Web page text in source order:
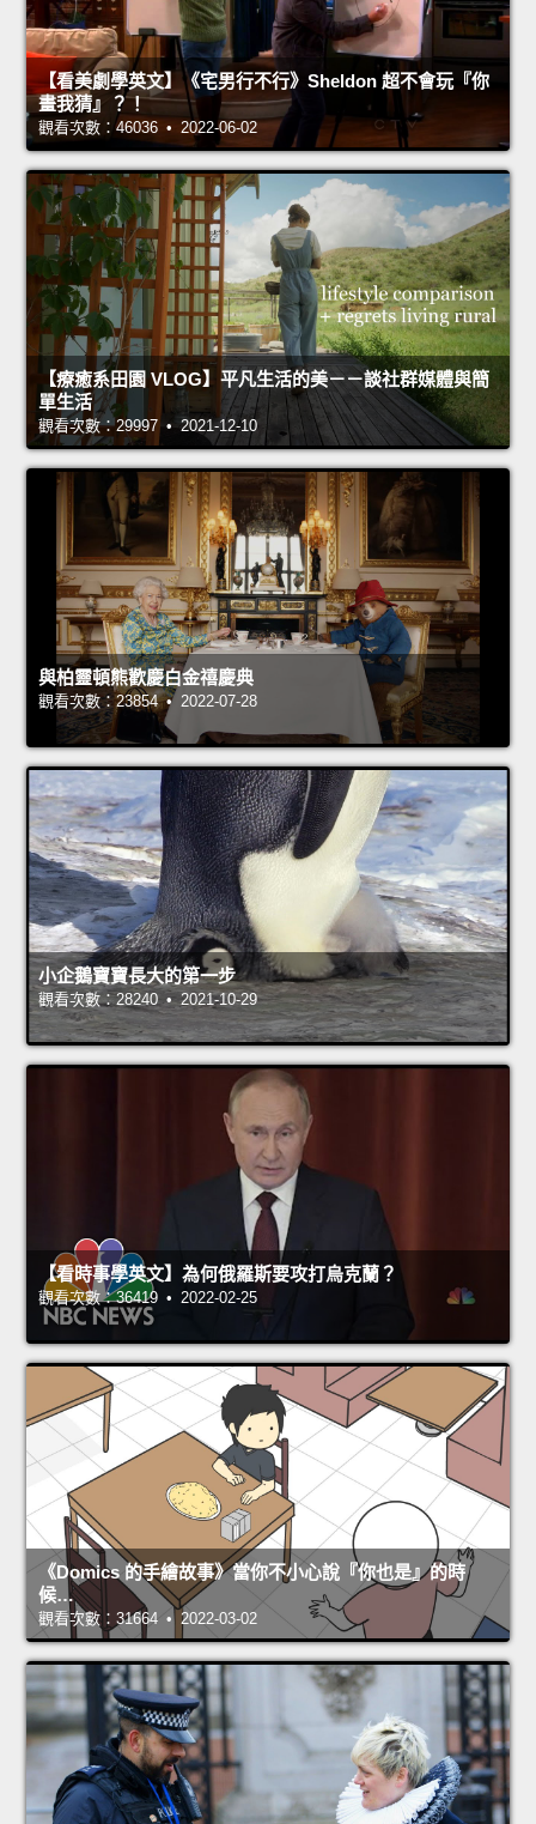
【看美劇學英文】《宅男行不行》Sheldon 超不會玩『你
畫我猜』？！
觀看次數：46036 • 2022-06-02
【療癒系田園 VLOG】平凡生活的美－－談社群媒體與簡
單生活
觀看次數：29997 • 2021-12-10
與柏靈頓熊歡慶白金禧慶典
觀看次數：23854 • 2022-07-28
小企鵝寶寶長大的第一步
觀看次數：28240 • 2021-10-29
【看時事學英文】為何俄羅斯要攻打烏克蘭？
觀看次數：36419 • 2022-02-25
《Domics 的手繪故事》當你不小心說『你也是』的時
候…
觀看次數：31664 • 2022-03-02